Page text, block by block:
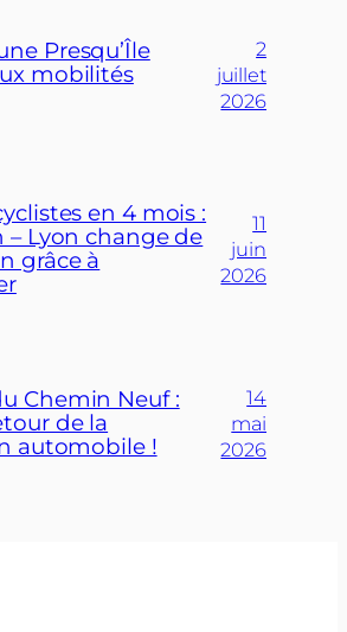
Presqu’Île
mobilités
2
juillet
2026
en 4 mois :
– Lyon change de
grâce à
11
juin
2026
Chemin Neuf :
de la
automobile !
14
mai
2026